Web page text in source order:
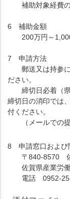
補助対象経費の
6 補助金
200万円～
7 申請方
郵送又は持参に
ださい。
締切日必着（県
締切日の消印では
付ください。
（メールでの提
8 申請窓口および
〒840-8570 佐
佐賀県産業労
電話 0952-25-